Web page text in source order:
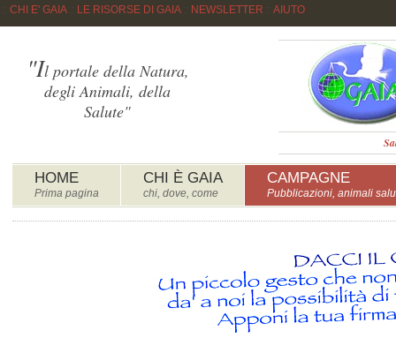
CHI E' GAIA:: LE RISORSE DI GAIA:: NEWSLETTER AIUTO
HOME
Prima pagina
CHI È GAIA
chi, dove, come
CAMPAGNE
Pubblicazioni, animali
"Il portale della Natura,
degli Animali, della
Salute"